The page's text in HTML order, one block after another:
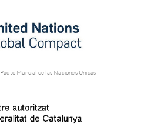
Mundial de las Naciones Unidas